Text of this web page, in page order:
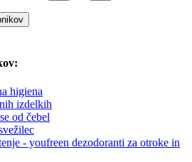
higiena
izdelkih
od čebel
- youfreen dezodoranti za otroke in